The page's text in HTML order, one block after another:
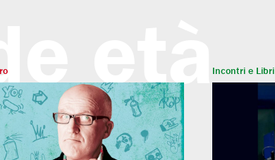
etàIncontri e Libri